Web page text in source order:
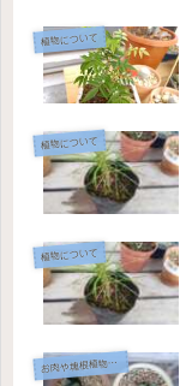
植物について
植物について
植物について
お
肉や塊根植物たち♡